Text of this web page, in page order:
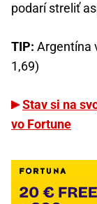
podarí streliť
TIP: Argentína
1,69)
Stav si na
vo Fortune